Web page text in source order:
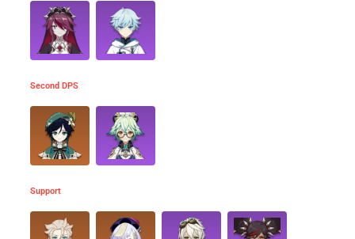
Second DPS
Support